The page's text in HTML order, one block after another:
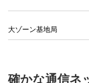
大ゾーン基地局
確かな通信ネ